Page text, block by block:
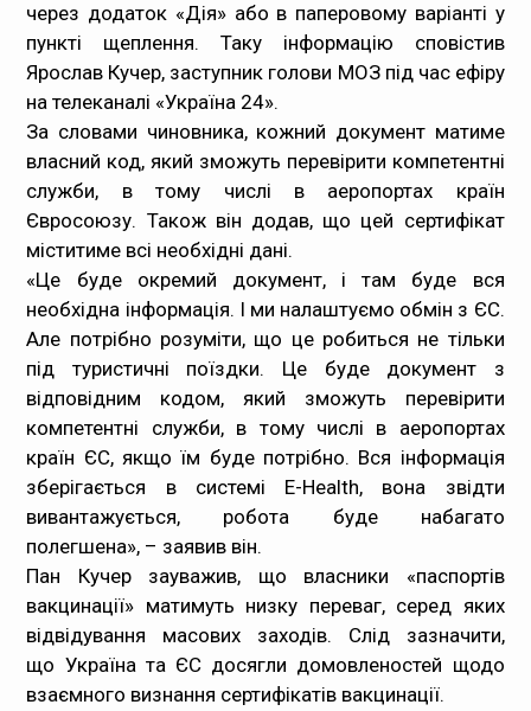
Медпрацівникам
Статистика
Документи
Контакти
Карта сайта
через додаток «Дія» або в паперовому варіанті у
пункті щеплення. Таку інформацію сповістив
Ярослав Кучер, заступник голови МОЗ під час ефіру
на телеканалі «Україна 24».
За словами чиновника, кожний документ матиме
власний код, який зможуть перевірити компетентні
служби, в тому числі в аеропортах країн
Євросоюзу. Також він додав, що цей сертифікат
міститиме всі необхідні дані.
«Це буде окремий документ, і там буде вся
необхідна інформація. І ми налаштуємо обмін з ЄС.
Але потрібно розуміти, що це робиться не тільки
під туристичні поїздки. Це буде документ з
відповідним кодом, який зможуть перевірити
компетентні служби, в тому числі в аеропортах
країн ЄС, якщо їм буде потрібно. Вся інформація
зберігається в системі E-Health, вона звідти
вивантажується, робота буде набагато
полегшена», – заявив він.
Пан Кучер зауважив, що власники «паспортів
вакцинації» матимуть низку переваг, серед яких
відвідування масових заходів. Слід зазначити,
що Україна та ЄС досягли домовленостей щодо
взаємного визнання сертифікатів вакцинації.